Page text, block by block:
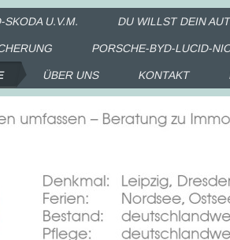
SKODA U.V.M. DU WILLST DEIN
PORSCHE-BYD-LUCID-
ÜBER UNS KONTAKT